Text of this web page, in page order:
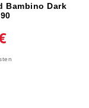
Bambino Dark